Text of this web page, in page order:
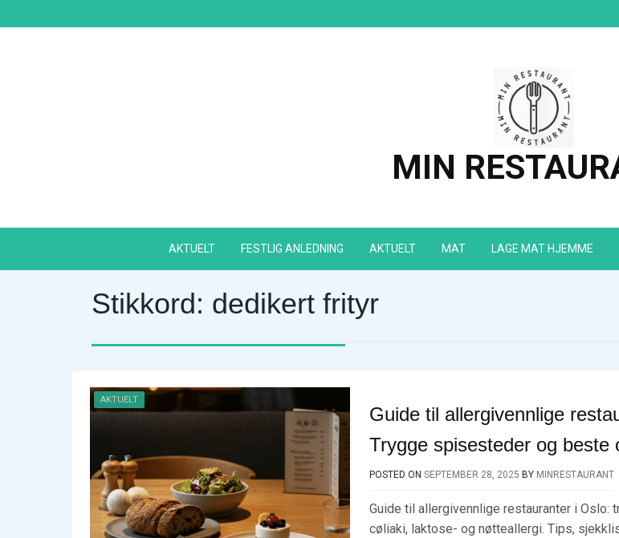
to
MIN
AKTUELT FESTLIG ANLEDNING AKTUELT MAT LAGE MAT HJEMME
Stikkord: dedikert frityr
AKTUELT
Guide til allergivennlige
Trygge spisesteder og beste
POSTED ON SEPTEMBER 28, 2025 BY MINRESTAURANT
Guide til allergivennlige restauranter i Oslo:
cøliaki, laktose- og nøtteallergi. Tips,